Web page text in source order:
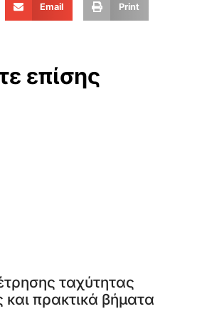
Email Print
επίσης
ταχύτητας
και πρακτικά βήματα